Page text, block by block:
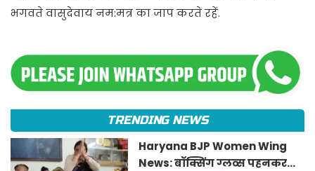
भगवते वासुदेवाय नम:मत्र का जाप करते रहें.
TRENDING NEWS
Haryana BJP Women Wing
News: बॉक्सिंग ग्लव्स पहनकर